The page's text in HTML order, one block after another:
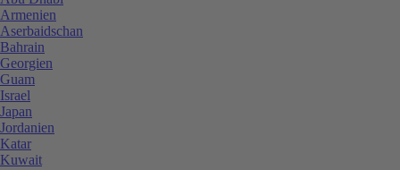
Armenien
Aserbaidschan
Bahrain
Georgien
Guam
Israel
Japan
Jordanien
Katar
Kuwait